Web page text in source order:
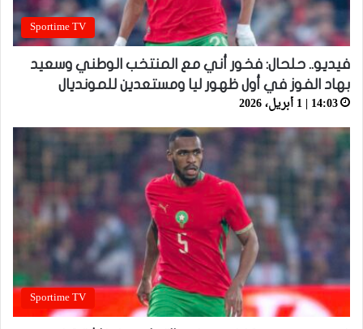
Sportime TV
فيديو.. حلحال: فخور أني مع المنتخب الوطني وسعيد
بهاد الفوز في أول ظهور ليا ومستعدين للمونديال
14:03 | 1 أبريل، 2026
Sportime TV